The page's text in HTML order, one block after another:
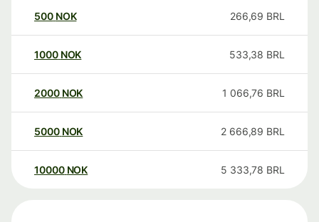
500 NOK 266,69 BRL
1000 NOK 533,38 BRL
2000 NOK 1 066,76 BRL
5000 NOK 2 666,89 BRL
10000 NOK 5 333,78 BRL